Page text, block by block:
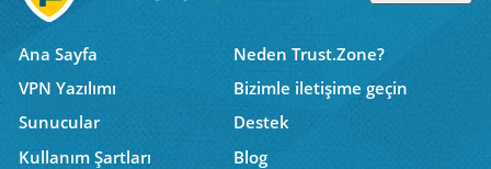
Ana Sayfa
Neden Trust.Zone?
VPN Yazılımı
Bizimle iletişime geçin
Sunucular
Destek
Kullanım Şartları
Blog